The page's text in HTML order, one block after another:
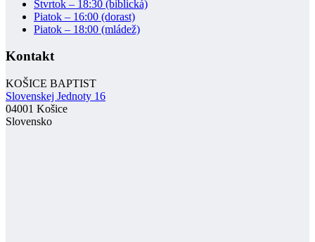
Štvrtok – 18:30 (biblická)
Piatok – 16:00 (dorast)
Piatok – 18:00 (mládež)
Kontakt
KOŠICE BAPTIST
Slovenskej Jednoty 16
04001 Košice
Slovensko